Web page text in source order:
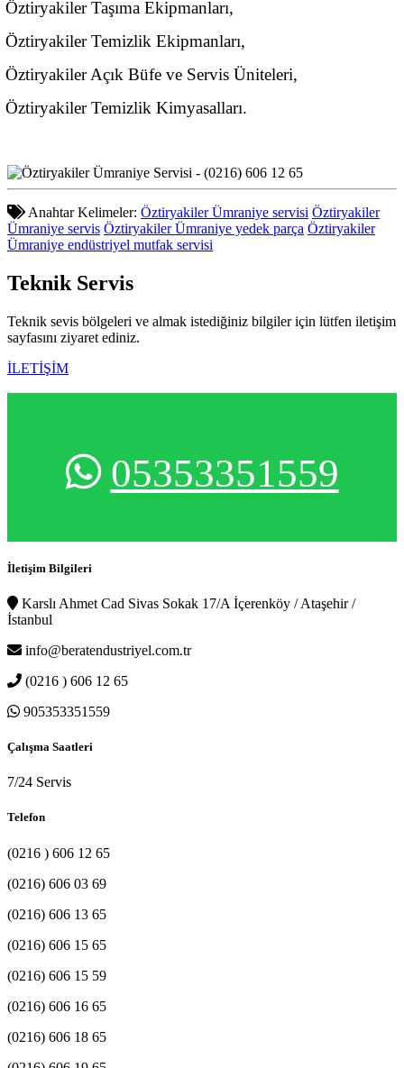
Öztiryakiler Taşıma Ekipmanları,
Öztiryakiler Temizlik Ekipmanları,
Öztiryakiler Açık Büfe ve Servis Üniteleri,
Öztiryakiler Temizlik Kimyasalları.
Anahtar Kelimeler: Öztiryakiler Ümraniye servisi Öztiryakiler
Ümraniye servis Öztiryakiler Ümraniye yedek parça Öztiryakiler
Ümraniye endüstriyel mutfak servisi
Teknik Servis
Teknik sevis bölgeleri ve almak istediğiniz bilgiler için lütfen iletişim
sayfasını ziyaret ediniz.
İLETİŞİM
05353351559
İletişim Bilgileri
Karslı Ahmet Cad Sivas Sokak 17/A İçerenköy / Ataşehir /
İstanbul
info@beratendustriyel.com.tr
(0216 ) 606 12 65
905353351559
Çalışma Saatleri
7/24 Servis
Telefon
(0216 ) 606 12 65
(0216) 606 03 69
(0216) 606 13 65
(0216) 606 15 65
(0216) 606 15 59
(0216) 606 16 65
(0216) 606 18 65